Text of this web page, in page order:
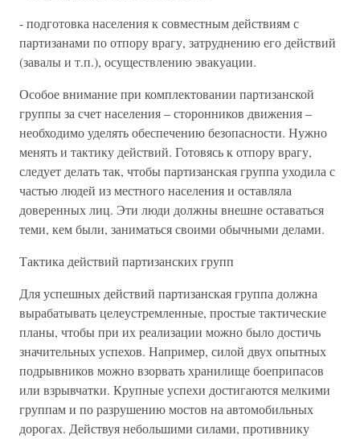
- подготовка населения к совместным действиям с
партизанами по отпору врагу, затруднению его действий
(завалы и т.п.), осуществлению эвакуации.
Особое внимание при комплектовании партизанской
группы за счет населения – сторонников движения –
необходимо уделять обеспечению безопасности. Нужно
менять и тактику действий. Готовясь к отпору врагу,
следует делать так, чтобы партизанская группа уходила с
частью людей из местного населения и оставляла
доверенных лиц. Эти люди должны внешне оставаться
теми, кем были, заниматься своими обычными делами.
Тактика действий партизанских групп
Для успешных действий партизанская группа должна
вырабатывать целеустремленные, простые тактические
планы, чтобы при их реализации можно было достичь
значительных успехов. Например, силой двух опытных
подрывников можно взорвать хранилище боеприпасов
или взрывчатки. Крупные успехи достигаются мелкими
группам и по разрушению мостов на автомобильных
дорогах. Действуя небольшими силами, противнику